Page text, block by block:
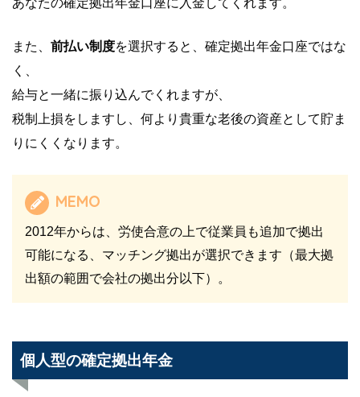
あなたの確定拠出年金口座に入金してくれます。
また、 前払い制度を選択すると、確定拠出年金口座ではな
く、
給与と一緒に振り込んでくれますが、
税制上損をしますし、何より貴重な老後の資産として貯ま
りにくくなります。
MEMO
2012年からは、労使合意の上で従業員も追加で拠出
可能になる、マッチング拠出が選択できます（最大拠
出額の範囲で会社の拠出分以下）。
個人型の確定拠出年金